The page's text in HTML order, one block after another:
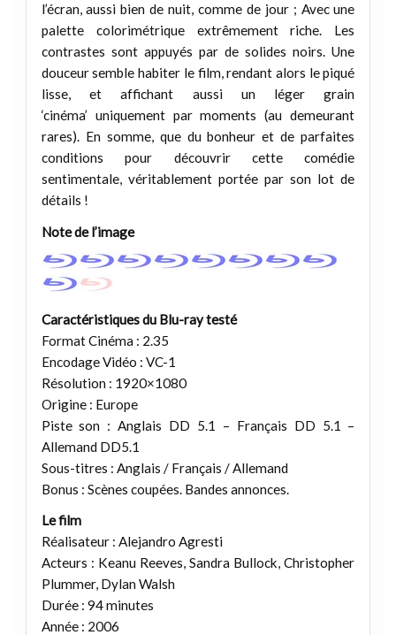
l’écran, aussi bien de nuit, comme de jour ; Avec une
palette colorimétrique extrêmement riche. Les
contrastes sont appuyés par de solides noirs. Une
douceur semble habiter le film, rendant alors le piqué
lisse, et affichant aussi un léger grain
‘cinéma’ uniquement par moments (au demeurant
rares). En somme, que du bonheur et de parfaites
conditions pour découvrir cette comédie
sentimentale, véritablement portée par son lot de
détails !
Note de l’image
Caractéristiques du Blu-ray testé
Format Cinéma : 2.35
Encodage Vidéo : VC-1
Résolution : 1920×1080
Origine : Europe
Piste son : Anglais DD 5.1 – Français DD 5.1 –
Allemand DD5.1
Sous-titres : Anglais / Français / Allemand
Bonus : Scènes coupées. Bandes annonces.
Le film
Réalisateur : Alejandro Agresti
Acteurs : Keanu Reeves, Sandra Bullock, Christopher
Plummer, Dylan Walsh
Durée : 94 minutes
Année : 2006